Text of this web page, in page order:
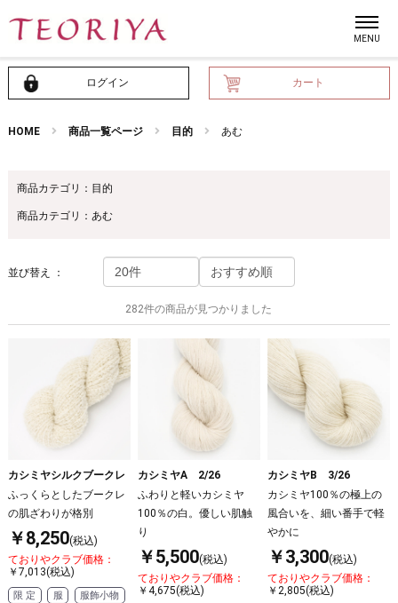
ログイン カート
HOME 商品一覧ページ 目的 あむ
商品カテゴリ：目的
商品カテゴリ：あむ
並び替え ：
282件の商品が見つかりました
カシミヤシルクブークレ
ふっくらとしたブークレ
の肌ざわりが格別
￥8,250(税込)
ておりやクラブ価格：
￥7,013(税込)
限 定 服 服飾小物
カシミヤA 2/26
ふわりと軽いカシミヤ
100％の白。優しい肌触
り
￥5,500(税込)
ておりやクラブ価格：
￥4,675(税込)
カシミヤB 3/26
カシミヤ100％の極上の
風合いを、細い番手で軽
やかに
￥3,300(税込)
ておりやクラブ価格：
￥2,805(税込)